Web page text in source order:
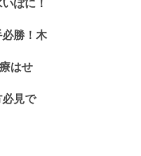
勝！木
はせ
見で